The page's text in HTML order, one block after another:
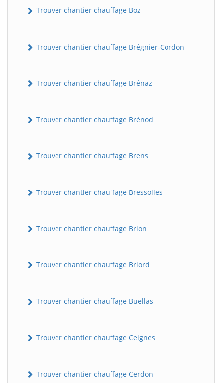
Trouver chantier chauffage Boz
Trouver chantier chauffage Brégnier-Cordon
Trouver chantier chauffage Brénaz
Trouver chantier chauffage Brénod
Trouver chantier chauffage Brens
Trouver chantier chauffage Bressolles
Trouver chantier chauffage Brion
Trouver chantier chauffage Briord
Trouver chantier chauffage Buellas
Trouver chantier chauffage Ceignes
Trouver chantier chauffage Cerdon